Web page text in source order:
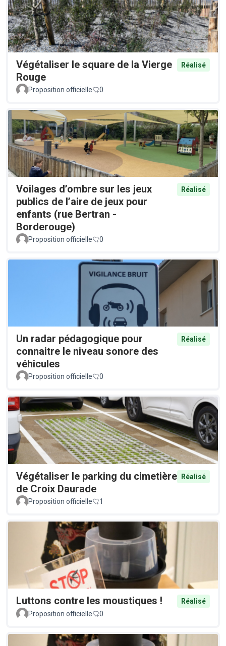
Végétaliser le square de la Vierge
Rouge
Réalisé
Proposition officielle 0
Voilages d’ombre sur les jeux
publics de l’aire de jeux pour
enfants (rue Bertran -
Borderouge)
Réalisé
Proposition officielle 0
Un radar pédagogique pour
connaitre le niveau sonore des
véhicules
Réalisé
Proposition officielle 0
Végétaliser le parking du cimetière
de Croix Daurade
Réalisé
Proposition officielle 1
Luttons contre les moustiques !
Réalisé
Proposition officielle
0